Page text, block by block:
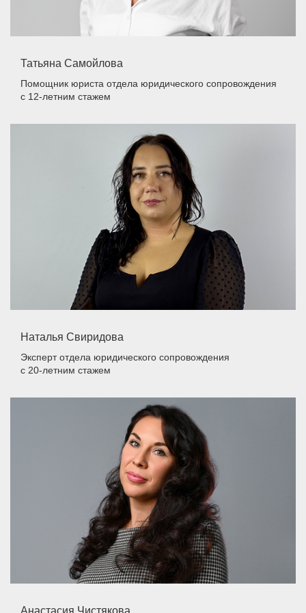
Татьяна Самойлова
Помощник юриста отдела юридического сопровождения
с 12-летним стажем
Наталья Свиридова
Эксперт отдела юридического сопровождения
с 20-летним стажем
Анастасия Чистякова